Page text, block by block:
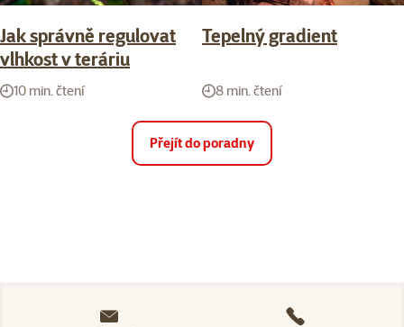
Jak správně regulovat
vlhkost v teráriu
10 min. čtení
Tepelný gradient
8 min. čtení
Přejít do poradny